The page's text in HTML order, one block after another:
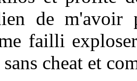
de m'avoir
failli
cheat et